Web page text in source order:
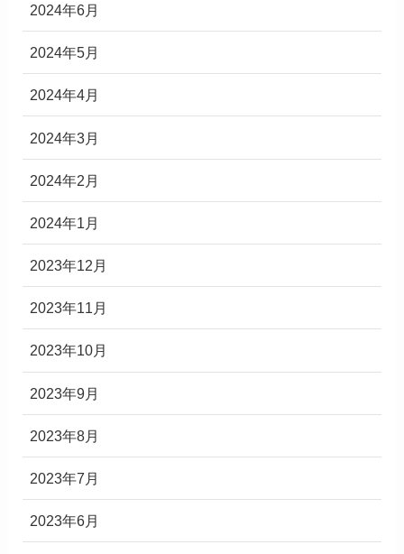
2024年6月
2024年5月
2024年4月
2024年3月
2024年2月
2024年1月
2023年12月
2023年11月
2023年10月
2023年9月
2023年8月
2023年7月
2023年6月